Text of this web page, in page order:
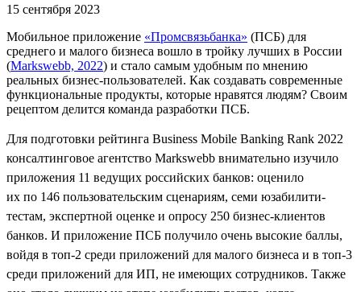
15 сентября 2023
Мобильное приложение «Промсвязьбанка» (ПСБ) для
среднего и малого бизнеса вошло в тройку лучших в России
(Markswebb, 2022) и стало самым удобным по мнению
реальных бизнес-пользователей. Как создавать современные
функциональные продукты, которые нравятся людям? Своим
рецептом делится команда разработки ПСБ.
Для подготовки рейтинга Business Mobile Banking Rank 2022
консалтинговое агентство Markswebb внимательно изучило
приложения 11 ведущих российских банков: оценило
их по 146 пользовательским сценариям, семи юзабилити-
тестам, экспертной оценке и опросу 250 бизнес-клиентов
банков. И приложение ПСБ получило очень высокие баллы,
войдя в топ-2 среди приложений для малого бизнеса и в топ-3
среди приложений для ИП, не имеющих сотрудников. Также